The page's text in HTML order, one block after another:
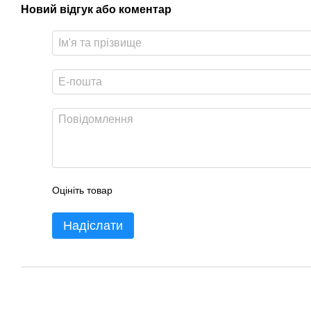
Новий відгук або коментар
Оцініть товар
Надіслати